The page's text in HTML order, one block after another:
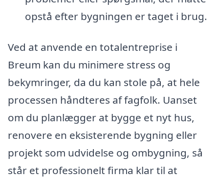
opstå efter bygningen er taget i brug.
Ved at anvende en totalentreprise i
Breum kan du minimere stress og
bekymringer, da du kan stole på, at hele
processen håndteres af fagfolk. Uanset
om du planlægger at bygge et nyt hus,
renovere en eksisterende bygning eller
projekt som udvidelse og ombygning, så
står et professionelt firma klar til at